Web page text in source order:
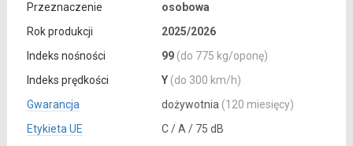
Przeznaczenie
osobowa
Rok produkcji
2025/2026
Indeks nośności
99 (do 775 kg/oponę)
Indeks prędkości
Y (do 300 km/h)
Gwarancja
dożywotnia (120 miesięcy)
Etykieta UE
C / A / 75 dB